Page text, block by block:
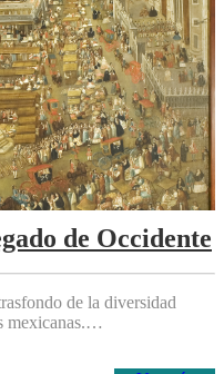
de Occidente
de la diversidad
mexicanas.…